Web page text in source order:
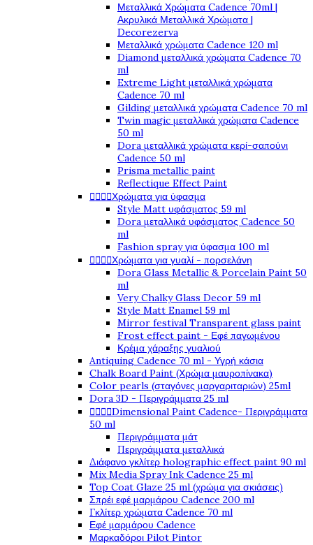
Μεταλλικά Χρώματα Cadence 70ml |
Ακρυλικά Μεταλλικά Χρώματα |
Decorezerva
Μεταλλικά χρώματα Cadence 120 ml
Diamond μεταλλικά χρώματα Cadence 70
ml
Extreme Light μεταλλικά χρώματα
Cadence 70 ml
Gilding μεταλλικά χρώματα Cadence 70 ml
Twin magic μεταλλικά χρώματα Cadence
50 ml
Dora μεταλλικά χρώματα κερί-σαπούνι
Cadence 50 ml
Prisma metallic paint
Reflectique Effect Paint
Χρώματα για ύφασμα
Style Matt υφάσματος 59 ml
Dora μεταλλικά υφάσματος Cadence 50
ml
Fashion spray για ύφασμα 100 ml
Χρώματα για γυαλί - πορσελάνη
Dora Glass Metallic & Porcelain Paint 50
ml
Very Chalky Glass Decor 59 ml
Style Matt Enamel 59 ml
Mirror festival Transparent glass paint
Frost effect paint - Εφέ παγωμένου
Κρέμα χάραξης γυαλιού
Antiquing Cadence 70 ml - Υγρή κάσια
Chalk Board Paint (Χρώμα μαυροπίνακα)
Color pearls (σταγόνες μαργαριταριών) 25ml
Dora 3D - Περιγράμματα 25 ml
Dimensional Paint Cadence- Περιγράμματα
50 ml
Περιγράμματα μάτ
Περιγράμματα μεταλλικά
Διάφανο γκλίτερ holographic effect paint 90 ml
Mix Media Spray Ink Cadence 25 ml
Top Coat Glaze 25 ml (χρώμα για σκιάσεις)
Σπρέι εφέ μαρμάρου Cadence 200 ml
Γκλίτερ χρώματα Cadence 70 ml
Εφέ μαρμάρου Cadence
Μαρκαδόροι Pilot Pintor